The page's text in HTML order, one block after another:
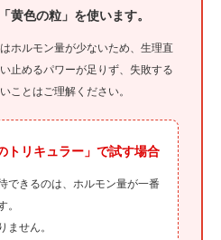
黄色の粒」を使います。
ホルモン量が少ないため、生理直
止めるパワーが足りず、失敗する
ことはご理解ください。
トリキュラー」で試す場合
できるのは、ホルモン量が一番
。
せん。